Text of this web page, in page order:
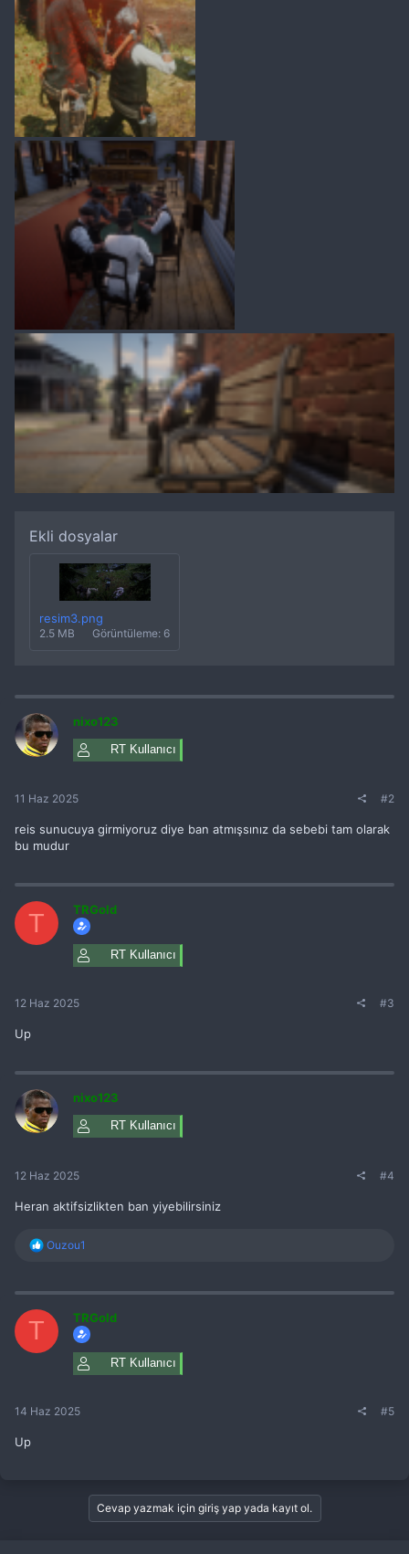
Ekli dosyalar
resim3.png
2.5 MB Görüntüleme: 6
nixo123
RT Kullanıcı
11 Haz 2025 #2
reis sunucuya girmiyoruz diye ban atmışsınız da sebebi tam olarak
bu mudur
T TRGold
RT Kullanıcı
12 Haz 2025 #3
Up
nixo123
RT Kullanıcı
12 Haz 2025 #4
Heran aktifsizlikten ban yiyebilirsiniz
T
l
r
Ouzou1
T TRGold
RT Kullanıcı
14 Haz 2025 #5
Up
Cevap yazmak için giriş yap yada kayıt ol.